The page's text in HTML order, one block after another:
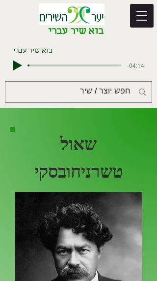
בוא שיר עברי
בוא שיר עברי
-04:14
שאול
טשרניחובסקי